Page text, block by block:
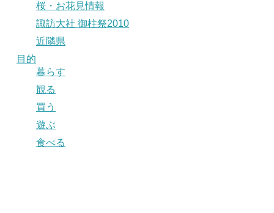
桜・お花見情報
諏訪大社 御柱祭2010
近隣県
目的
暮らす
観る
買う
遊ぶ
食べる